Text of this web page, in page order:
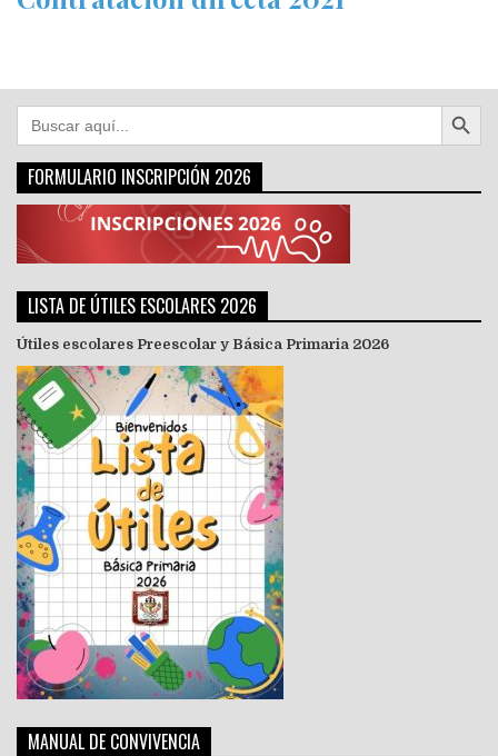
Buscar: Botón de
FORMULARIO INSCRIPCIÓN 2026
LISTA DE ÚTILES ESCOLARES 2026
Útiles escolares Preescolar y Básica Primaria 2026
MANUAL DE CONVIVENCIA